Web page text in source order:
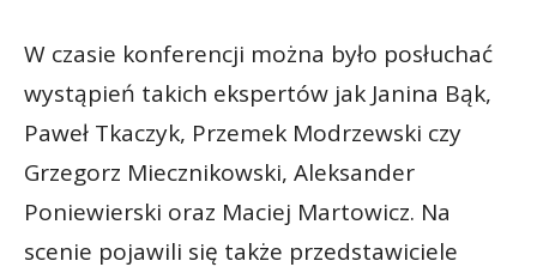
W czasie konferencji można było posłuchać
wystąpień takich ekspertów jak Janina Bąk,
Paweł Tkaczyk, Przemek Modrzewski czy
Grzegorz Miecznikowski, Aleksander
Poniewierski oraz Maciej Martowicz. Na
scenie pojawili się także przedstawiciele